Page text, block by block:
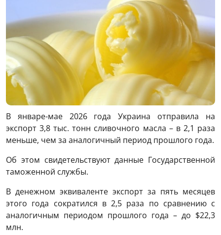
В январе-мае 2026 года Украина отправила на
экспорт 3,8 тыс. тонн сливочного масла – в 2,1 раза
меньше, чем за аналогичный период прошлого года.
Об этом свидетельствуют данные Государственной
таможенной службы.
В денежном эквиваленте экспорт за пять месяцев
этого года сократился в 2,5 раза по сравнению с
аналогичным периодом прошлого года – до $22,3
млн.